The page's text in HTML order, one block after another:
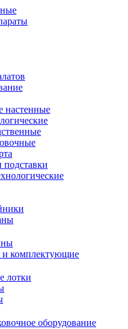
настенные
и комплектующие
лотки
оборудование